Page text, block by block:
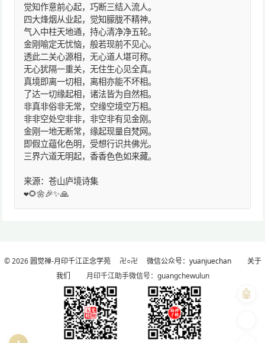
觉知作意前心起，巧断三结入流人。
四大烽烟从业起，觉知朦胧不精神。
气入中柱天地通，持心清净净五轮。
金刚喻定无忧恼，般若现前不见心。
透此二关心源相，无心道人堪可称。
无心犹隔一重关，无住生心见全真。
真境即离一切相，离相亦能不坏相。
了达一切缘起相，诸法皆为自然相。
非真非俗非无常，空缘空境空万相。
非非空处空非非，非空非有见金刚。
金刚一地无断常，缘起现量自梵网。
即假立蕴化色明，受想行识共佛光。
三界六道无明起，香香色色如来藏。
来源：苍山庐境诗集
❤️🌻🌼🎉✨🙏
© 2026 圆觉禅-月印千江正念学苑卍○卍 微信公众号：yuanjuechan
关于
我们 月印千江助手微信号：guangchewulun
🤖